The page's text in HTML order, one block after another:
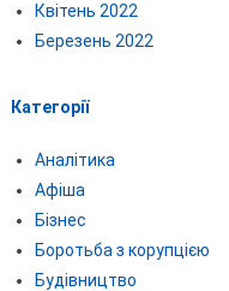
Квітень 2022
Березень 2022
Категорії
Аналітика
Афіша
Бізнес
Боротьба з корупцією
Будівництво